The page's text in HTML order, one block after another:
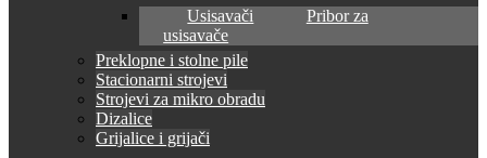
Usisavači
Pribor za
usisavače
Preklopne i stolne pile
Stacionarni strojevi
Strojevi za mikro obradu
Dizalice
Grijalice i grijači